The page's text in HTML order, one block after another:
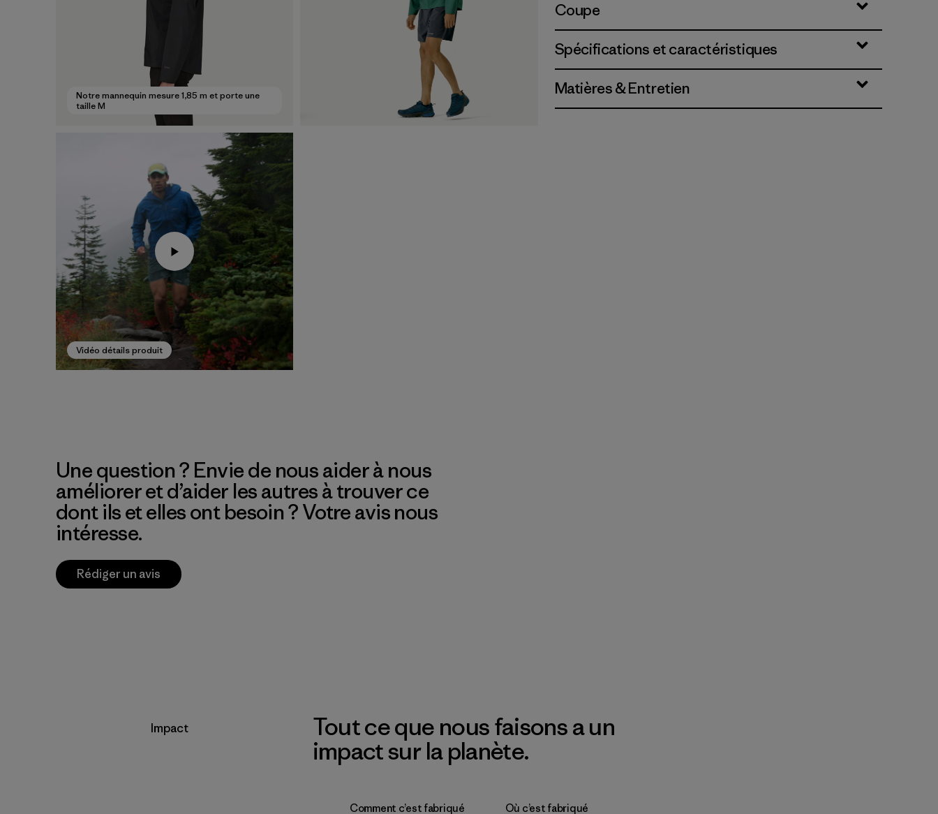
Notre mannequin mesure 1,85 m et porte une
taille M
Vidéo détails produit
Coupe
Spécifications et caractéristiques
Matières & Entretien
Une question ? Envie de nous aider à nous
améliorer et d’aider les autres à trouver ce
dont ils et elles ont besoin ? Votre avis nous
intéresse.
Rédiger un avis
Impact
Tout ce que nous faisons a un
impact sur la planète.
Comment c’est fabriqué Où c’est fabriqué